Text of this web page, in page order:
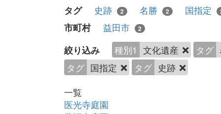
タグ 史跡 2 名勝 2 国指定
市町村 益田市 2
絞り込み 種別1 文化遺産 タグ
タグ 国指定 タグ 史跡
一覧
医光寺庭園